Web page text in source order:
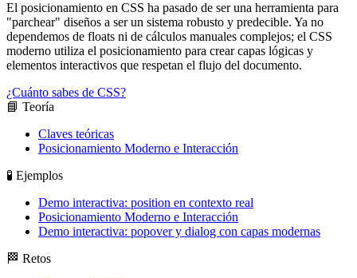
El posicionamiento en CSS ha pasado de ser una herramienta para
"parchear" diseños a ser un sistema robusto y predecible. Ya no
dependemos de floats ni de cálculos manuales complejos; el CSS
moderno utiliza el posicionamiento para crear capas lógicas y
elementos interactivos que respetan el flujo del documento.
¿Cuánto sabes de CSS?
📘 Teoría
Claves teóricas
Posicionamiento Moderno e Interacción
🧪 Ejemplos
Demo interactiva: position en contexto real
Posicionamiento Moderno e Interacción
Demo interactiva: popover y dialog con capas modernas
🏁 Retos